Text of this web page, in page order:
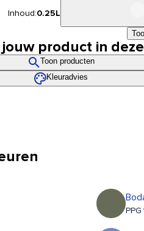
Inhoud:0.25L
jouw product in
Toon producten
Kleuradvies